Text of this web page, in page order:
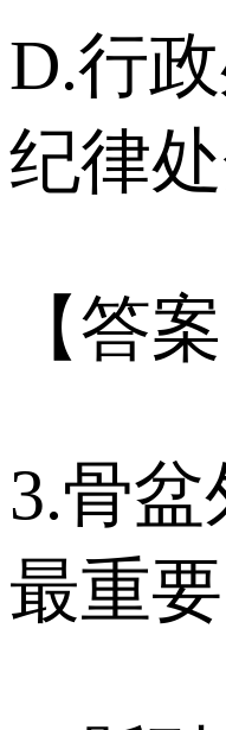
D.行
纪律
【答
3.骨盆
最重